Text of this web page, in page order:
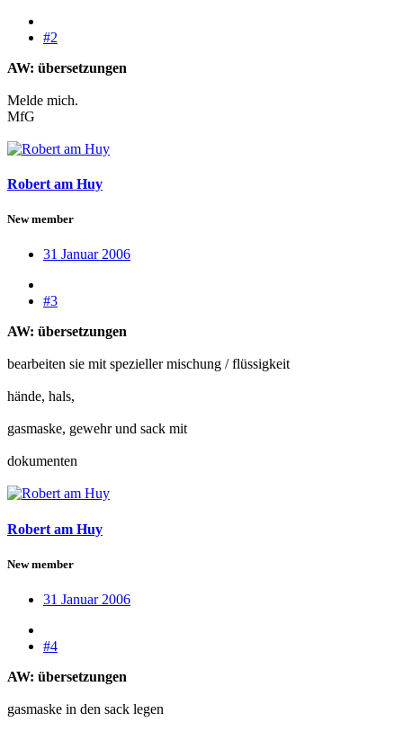
#2
AW: übersetzungen
Melde mich.
MfG
Robert am Huy
New member
31 Januar 2006
#3
AW: übersetzungen
bearbeiten sie mit spezieller mischung / flüssigkeit
hände, hals,
gasmaske, gewehr und sack mit
dokumenten
Robert am Huy
New member
31 Januar 2006
#4
AW: übersetzungen
gasmaske in den sack legen